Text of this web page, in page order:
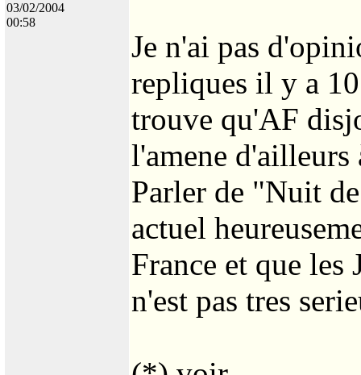
03/02/2004
00:58
Je n'ai pas
repliques il y a
trouve qu'AF
l'amene
Parler de "Nuit
actuel
France et que les
n'est pas tres